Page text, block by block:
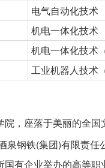
电气自动化技术
机电一体化技术
机电一体化技术
工业机器人技术
院，座落于美丽的全
泉钢铁(集团)有限责任
国有企业举办的高等职